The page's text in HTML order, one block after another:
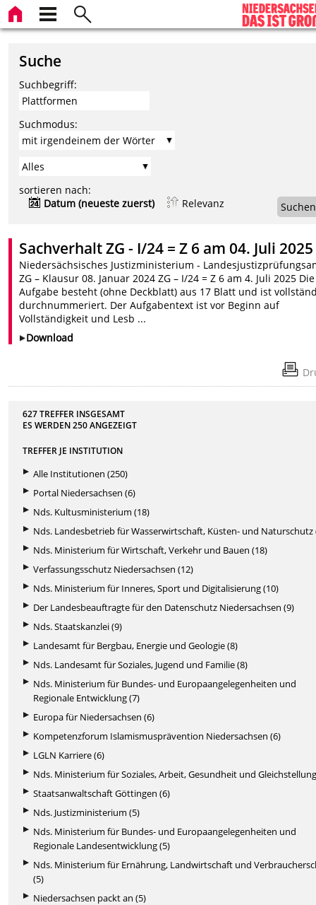
Suche
Suchbegriff:
Suchmodus:
sortieren nach:
Datum (neueste zuerst)
Relevanz Suchen
Sachverhalt ZG - I/24 = Z 6 am 04. Juli 2025
Niedersächsisches Justizministerium -
ZG – Klausur 08. Januar 2024 ZG – I/24 = Z 6 am 4. Juli 2025 Die
Aufgabe besteht (ohne Deckblatt) aus 17 Blatt und ist
durchnummeriert. Der Aufgabentext ist vor Beginn auf
Vollständigkeit und Lesb ...
Download
627 TREFFER INSGESAMT
ES WERDEN250ANGEZEIGT
TREFFER JE INSTITUTION
Alle Institutionen (250)
Portal Niedersachsen (6)
Nds. Kultusministerium (18)
Nds. Landesbetrieb für Wasserwirtschaft, Küsten- und Naturschutz
Nds. Ministerium für Wirtschaft, Verkehr und Bauen (18)
Verfassungsschutz Niedersachsen (12)
Nds. Ministerium für Inneres, Sport und Digitalisierung (10)
Der Landesbeauftragte für den Datenschutz Niedersachsen (9)
Nds. Staatskanzlei (9)
Landesamt für Bergbau, Energie und Geologie (8)
Nds. Landesamt für Soziales, Jugend und Familie (8)
Nds. Ministerium für Bundes- und Europaangelegenheiten und
Regionale Entwicklung (7)
Europa für Niedersachsen (6)
Kompetenzforum Islamismusprävention Niedersachsen (6)
LGLN Karriere (6)
Nds. Ministerium für Soziales, Arbeit, Gesundheit und
Staatsanwaltschaft Göttingen (6)
Nds. Justizministerium (5)
Nds. Ministerium für Bundes- und Europaangelegenheiten und
Regionale Landesentwicklung (5)
Nds. Ministerium für Ernährung, Landwirtschaft und
(5)
Niedersachsen packt an (5)